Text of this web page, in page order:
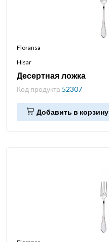
Floransa
Hisar
Десертная ложка
Код продукта 52307
Добавить в корзину